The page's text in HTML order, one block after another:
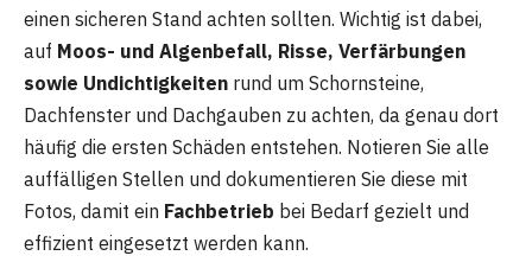
einen sicheren Stand achten sollten. Wichtig ist dabei,
auf Moos- und Algenbefall, Risse, Verfärbungen
sowie Undichtigkeiten rund um Schornsteine,
Dachfenster und Dachgauben zu achten, da genau dort
häufig die ersten Schäden entstehen. Notieren Sie alle
auffälligen Stellen und dokumentieren Sie diese mit
Fotos, damit ein Fachbetrieb bei Bedarf gezielt und
effizient eingesetzt werden kann.